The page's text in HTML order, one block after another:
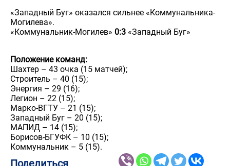
«Западный Буг» оказался сильнее «Коммунальника-
Могилева».
«Коммунальник-Могилев» 0:3 «Западный Буг»
Положение команд:
Шахтер – 43 очка (15 матчей);
Строитель – 40 (15);
Энергия – 29 (16);
Легион – 22 (15);
Марко-ВГТУ – 21 (15);
Западный Буг – 20 (15);
МАПИД – 14 (15);
Борисов-БГУФК – 10 (15);
Коммунальник – 5 (15).
Поделиться